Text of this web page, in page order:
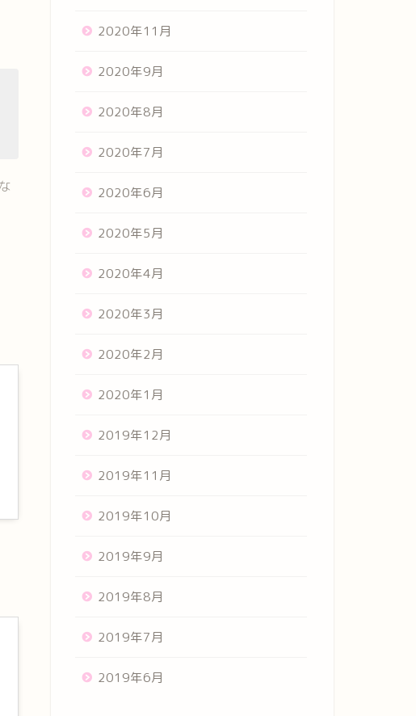
2020年11月
2020年9月
2020年8月
2020年7月
2020年6月
2020年5月
2020年4月
2020年3月
2020年2月
2020年1月
2019年12月
2019年11月
2019年10月
2019年9月
2019年8月
2019年7月
2019年6月